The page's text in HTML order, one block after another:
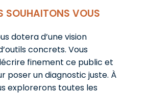
SOUHAITONS VOUS
dotera d’une vision
concrets. Vous
finement ce public et
poser un diagnostic juste. À
explorerons toutes les